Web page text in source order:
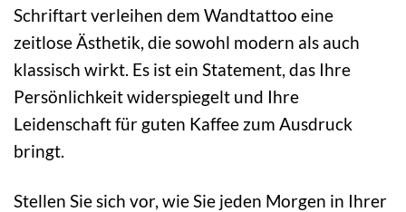
Schriftart verleihen dem Wandtattoo eine
zeitlose Ästhetik, die sowohl modern als auch
klassisch wirkt. Es ist ein Statement, das Ihre
Persönlichkeit widerspiegelt und Ihre
Leidenschaft für guten Kaffee zum Ausdruck
bringt.
Stellen Sie sich vor, wie Sie jeden Morgen in Ihrer